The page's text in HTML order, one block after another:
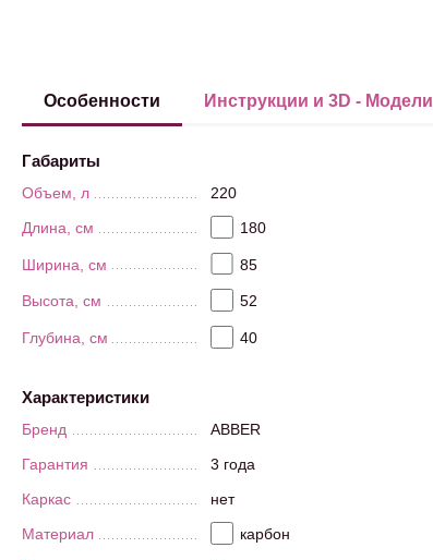
Особенности Инструкции и 3D - Модели
Габариты
Объем, л
220
Длина, см
180
Ширина, см 85
Высота, см 52
Глубина, см 40
Характеристики
Бренд
ABBER
Гарантия
3 года
Каркас
нет
Материал
карбон